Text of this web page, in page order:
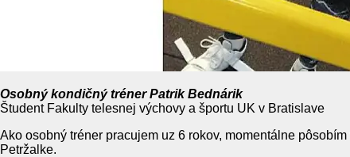
Osobný kondičný tréner Patrik Bednárik
Študent Fakulty telesnej výchovy a športu UK v Bratislave
Ako osobný tréner pracujem uz 6 rokov, momentálne
Petržalke.